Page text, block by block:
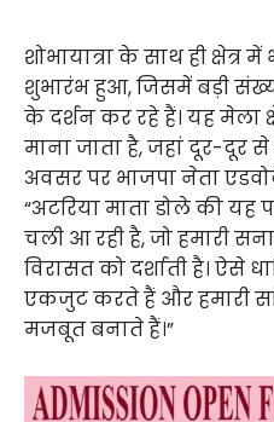
शोभायात्रा के साथ ही
शुभारंभ हुआ, जिसमें बड़ी
के दर्शन कर रहे हैं। यह मेला
माना जाता है, जहां दूर-दूर से
अवसर पर भाजपा नेता
“अटरिया माता डोले की यह
चली आ रही है, जो हमारी
विरासत को दर्शाती है। ऐसे
एकजुट करते हैं और हमारी
मजबूत बनाते हैं।”